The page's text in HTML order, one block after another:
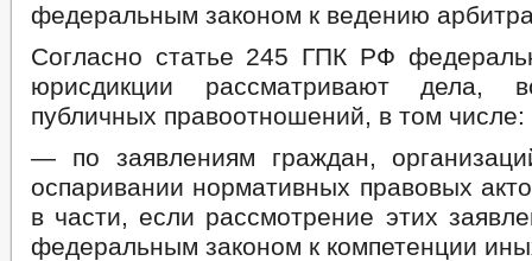
федеральным законом к ведению
Согласно статье 245 ГПК РФ
юрисдикции рассматривают дела,
публичных правоотношений, в том числе:
— по заявлениям граждан,
оспаривании нормативных правовых
в части, если рассмотрение этих
федеральным законом к компетенции